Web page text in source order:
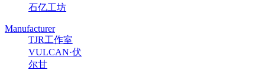
石亿工坊
Manufacturer
TJR工作室
VULCAN·伏
尔甘